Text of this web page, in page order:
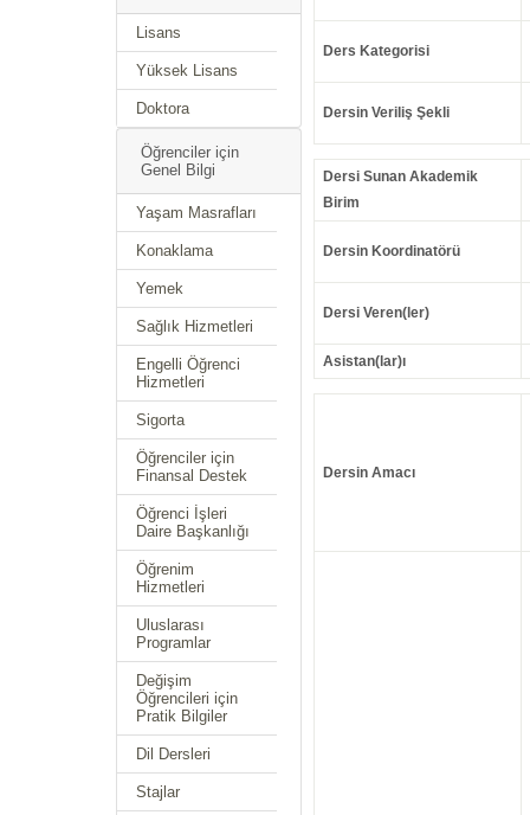
Lisans
Yüksek Lisans
Doktora
Öğrenciler için
Genel Bilgi
Yaşam Masrafları
Konaklama
Yemek
Sağlık Hizmetleri
Engelli Öğrenci
Hizmetleri
Sigorta
Öğrenciler için
Finansal Destek
Öğrenci İşleri
Daire Başkanlığı
Öğrenim
Hizmetleri
Uluslarası
Programlar
Değişim
Öğrencileri için
Pratik Bilgiler
Dil Dersleri
Stajlar
Ders Kategorisi
Dersin Veriliş Şekli
Dersi Sunan Akademik
Birim
Dersin Koordinatörü
Dersi Veren(ler)
Asistan(lar)ı
Dersin Amacı